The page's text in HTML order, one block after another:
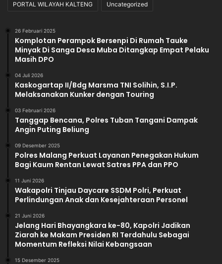
PORTAL WILAYAH KALTENG Uncategorized
26 Februari 2025
Komplotan Perampok Bersenpi Di Rumah Tauke
Minyak Di Sanga Desa Muba Ditangkap Empat Pelaku
Masih DPO
04 Juli 2026
Kaskogartap II/Bdg Marsma TNI Solihin, S.I.P.
Melaksanakan Kunker dengan Touring
03 Februari 2026
Tanggap Bencana, Polres Tuban Tangani Dampak
Angin Puting Beliung
09 Desember 2025
Polres Malang Perkuat Layanan Penegakan Hukum
Bagi Kaum Rentan Lewat Satres PPA dan PPO
11 Juni 2026
Wakapolri Tinjau Daycare SSDM Polri, Perkuat
Perlindungan Anak dan Kesejahteraan Personel
21 Juni 2026
Jelang Hari Bhayangkara ke-80, Kapolri Jadikan
Ziarah ke Makam Presiden RI Terdahulu Sebagai
Momentum Refleksi Nilai Kebangsaan
15 Desember 2025